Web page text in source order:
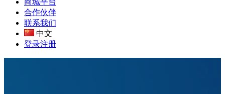
商城平台
合作伙伴
联系我们
中文
登录注册